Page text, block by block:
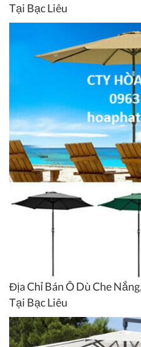
Tại Bạc Liêu
Địa Chỉ Bán Ô Dù Che
Tại Bạc Liêu